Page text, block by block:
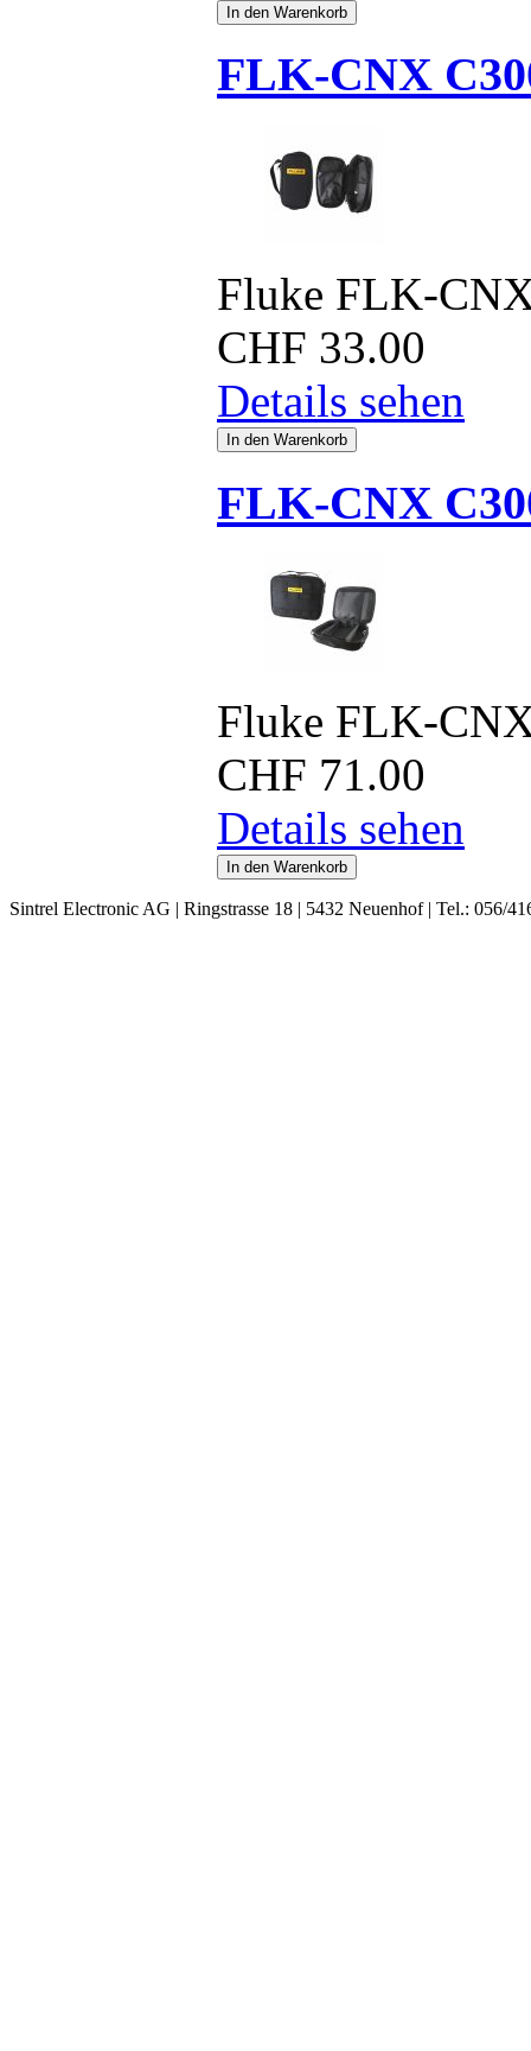
FLK-CNX
Fluke FLK-
CHF 33.00
Details sehen
FLK-CNX
Fluke FLK-
CHF 71.00
Details sehen
Sintrel Electronic AG | Ringstrasse 18 | 5432 Neuenhof | Tel.: 056/